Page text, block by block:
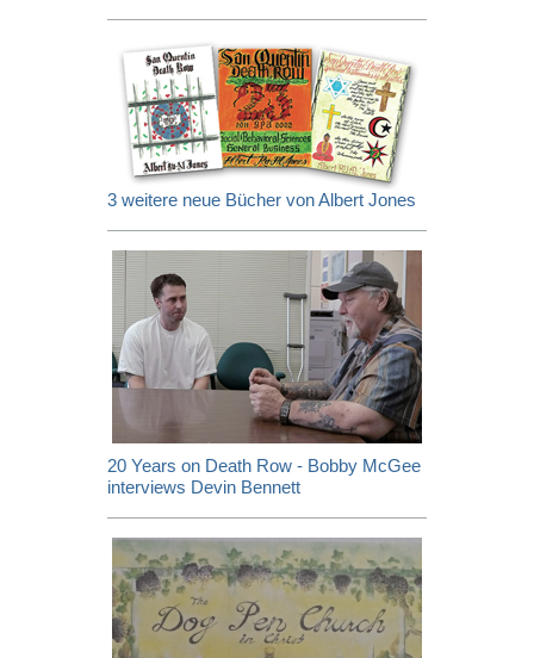
3 weitere neue Bücher von Albert Jones
20 Years on Death Row - Bobby McGee
interviews Devin Bennett